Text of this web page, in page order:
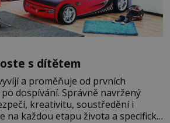
s dítětem
a proměňuje od prvních
dospívání. Správně navržený
kreativitu, soustředění i
na každou etapu života a specifické